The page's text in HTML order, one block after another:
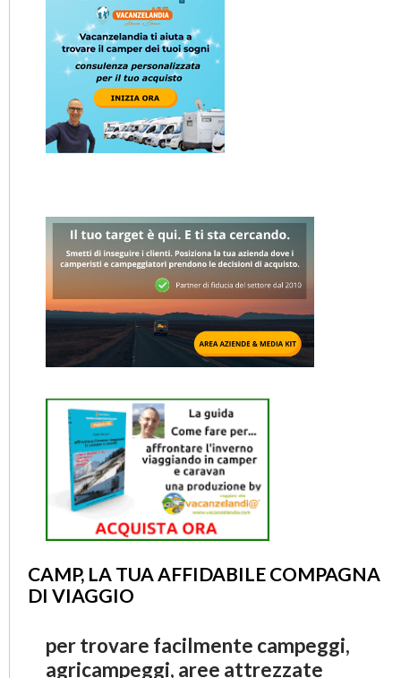
CAMP, LA TUA AFFIDABILE COMPAGNA
DI VIAGGIO
per trovare facilmente campeggi,
agricampeggi, aree attrezzate